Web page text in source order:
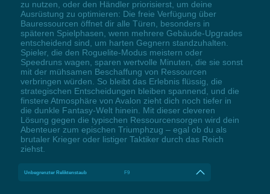
zu nutzen, oder den Händler priorisierst, um deine
Ausrüstung zu optimieren: Die freie Verfügung über
Bauressourcen öffnet dir alle Türen, besonders in
späteren Spielphasen, wenn mehrere Gebäude-Upgrades
entscheidend sind, um harten Gegnern standzuhalten.
Spieler, die den Roguelite-Modus meistern oder
Speedruns wagen, sparen wertvolle Minuten, die sie sonst
mit der mühsamen Beschaffung von Ressourcen
verbringen würden. So bleibt das Erlebnis flüssig, die
strategischen Entscheidungen bleiben spannend, und die
finstere Atmosphäre von Avalon zieht dich noch tiefer in
die dunkle Fantasy-Welt hinein. Mit dieser cleveren
Lösung gegen die typischen Ressourcensorgen wird dein
Abenteuer zum epischen Triumphzug – egal ob du als
brutaler Krieger oder listiger Taktiker durch das Reich
ziehst.
Unbegrenzter Reliktenstaub F9